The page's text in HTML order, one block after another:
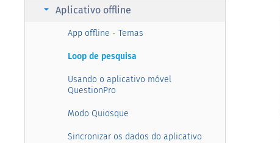
Aplicativo offline
arrow_right
App offline - Temas
Loop de pesquisa
Usando o aplicativo móvel
QuestionPro
Modo Quiosque
Sincronizar os dados do aplicativo